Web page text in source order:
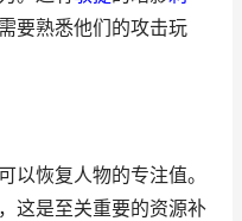
需要熟悉他们的攻击玩
以恢复人物的专注值。
这是至关重要的资源补